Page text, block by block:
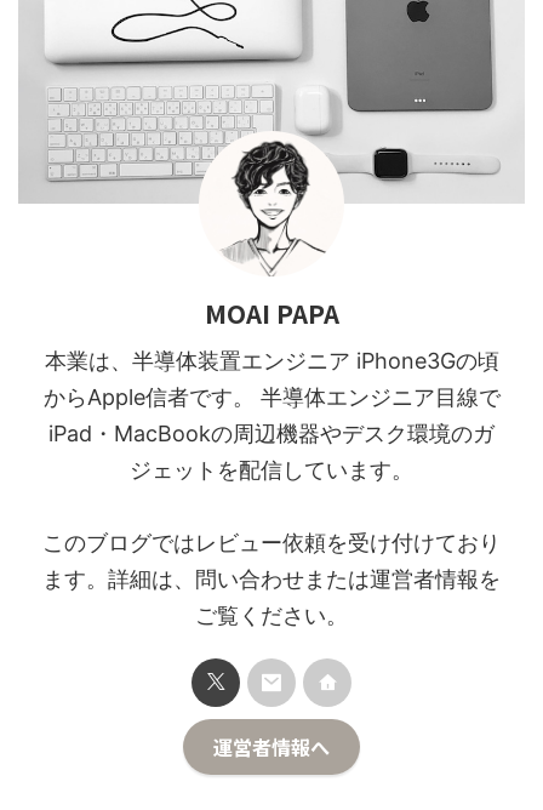
MOAI PAPA
本業は、半導体装置エンジニア iPhone3Gの頃
からApple信者です。 半導体エンジニア目線で
iPad・MacBookの周辺機器やデスク環境のガ
ジェットを配信しています。
このブログではレビュー依頼を受け付けており
ます。詳細は、問い合わせまたは運営者情報を
ご覧ください。
運営者情報へ